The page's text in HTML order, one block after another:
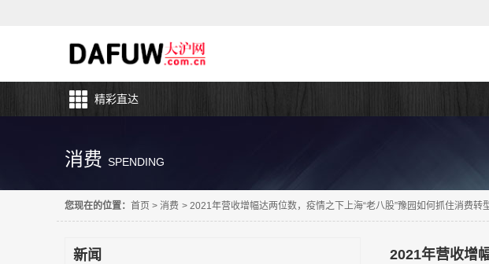
精彩直达
消费 SPENDING
您现在的位置： 首页 > 消费 > 2021年营收增幅达两位数，疫情之下上海“老八股”豫园如何抓住消费转
新闻 2021年营收增